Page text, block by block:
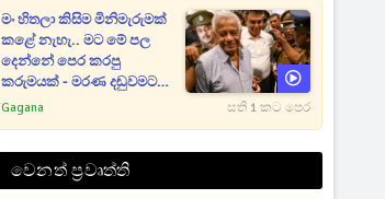
මං හිතලා කිසිම මිනිමැරුමක්
කළේ නැහැ.. මට මේ පල
දෙන්නේ පෙර කරපු
කරුමයක් - මරණ දඬුවමට
කළින් කට ඇරපු පූජිත් හඬා
Gagana සති 1 කට පෙර
වෙනත් ප්‍රවෘත්ති